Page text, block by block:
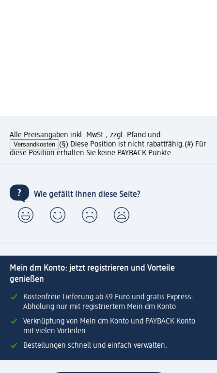
Alle Preisangaben inkl. MwSt., zzgl. Pfand und
Versandkosten (§) Diese Position ist nicht rabattfähig.(#) Für
diese Position erhalten Sie keine PAYBACK Punkte.
Wie gefällt Ihnen diese Seite?
Mein dm Konto: jetzt registrieren und Vorteile
genießen
Kostenfreie Lieferung ab 49 Euro und gratis Express-
Abholung nur mit registriertem Mein dm Konto
Verknüpfung von Mein dm Konto und PAYBACK Konto
mit vielen Vorteilen
Bestellungen schnell und einfach verwalten.